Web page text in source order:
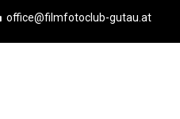
office@filmfotoclub-gutau.at